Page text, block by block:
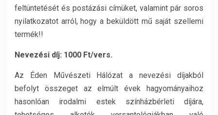
feltüntetését és postázási címüket, valamint pár soros
nyilatkozatot arról, hogy a beküldött mű saját szellemi
termék!!
Nevezési díj: 1000 Ft/vers.
Az Éden Művészeti Hálózat a nevezési díjakból
befolyt összeget az elmúlt évek hagyományaihoz
hasonlóan irodalmi estek színházbérleti díjára,